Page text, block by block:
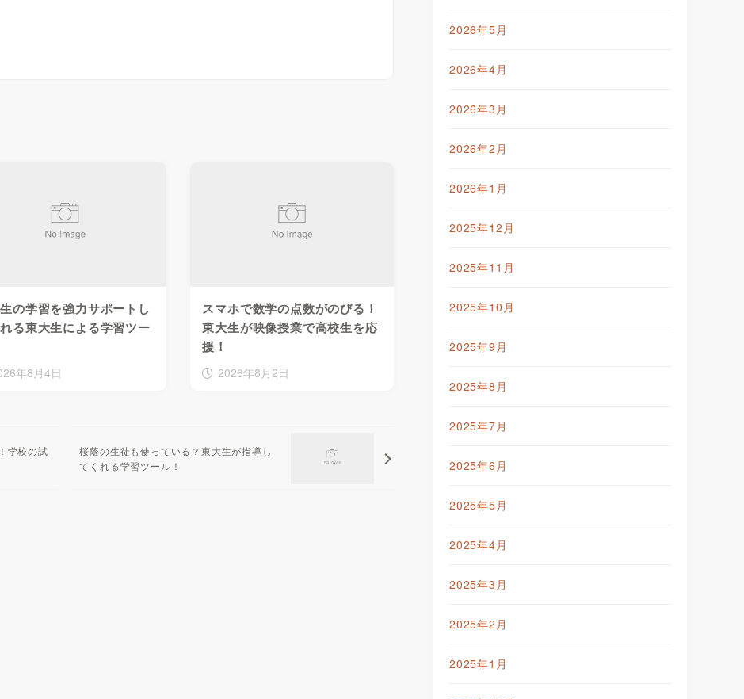
の学習を強力サポートし
る東大生による学習ツー
年8月4日
スマホで数学の点数がのびる！
東大生が映像授業で高校生を応
援！
2026年8月2日
学校の試
桜蔭の生徒も使っている？東大生が指導し
てくれる学習ツール！
2026年5月
2026年4月
2026年3月
2026年2月
2026年1月
2025年12月
2025年11月
2025年10月
2025年9月
2025年8月
2025年7月
2025年6月
2025年5月
2025年4月
2025年3月
2025年2月
2025年1月